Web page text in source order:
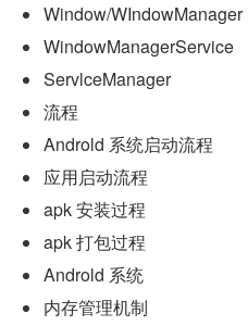
Window/WIndowManager
WindowManagerService
ServlceManager
流程
Androld 系统启动流程
应用启动流程
apk 安装过程
apk 打包过程
Androld 系统
内存管理机制